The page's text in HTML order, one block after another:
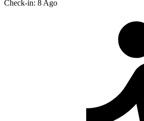
Check-in: 8 Ago